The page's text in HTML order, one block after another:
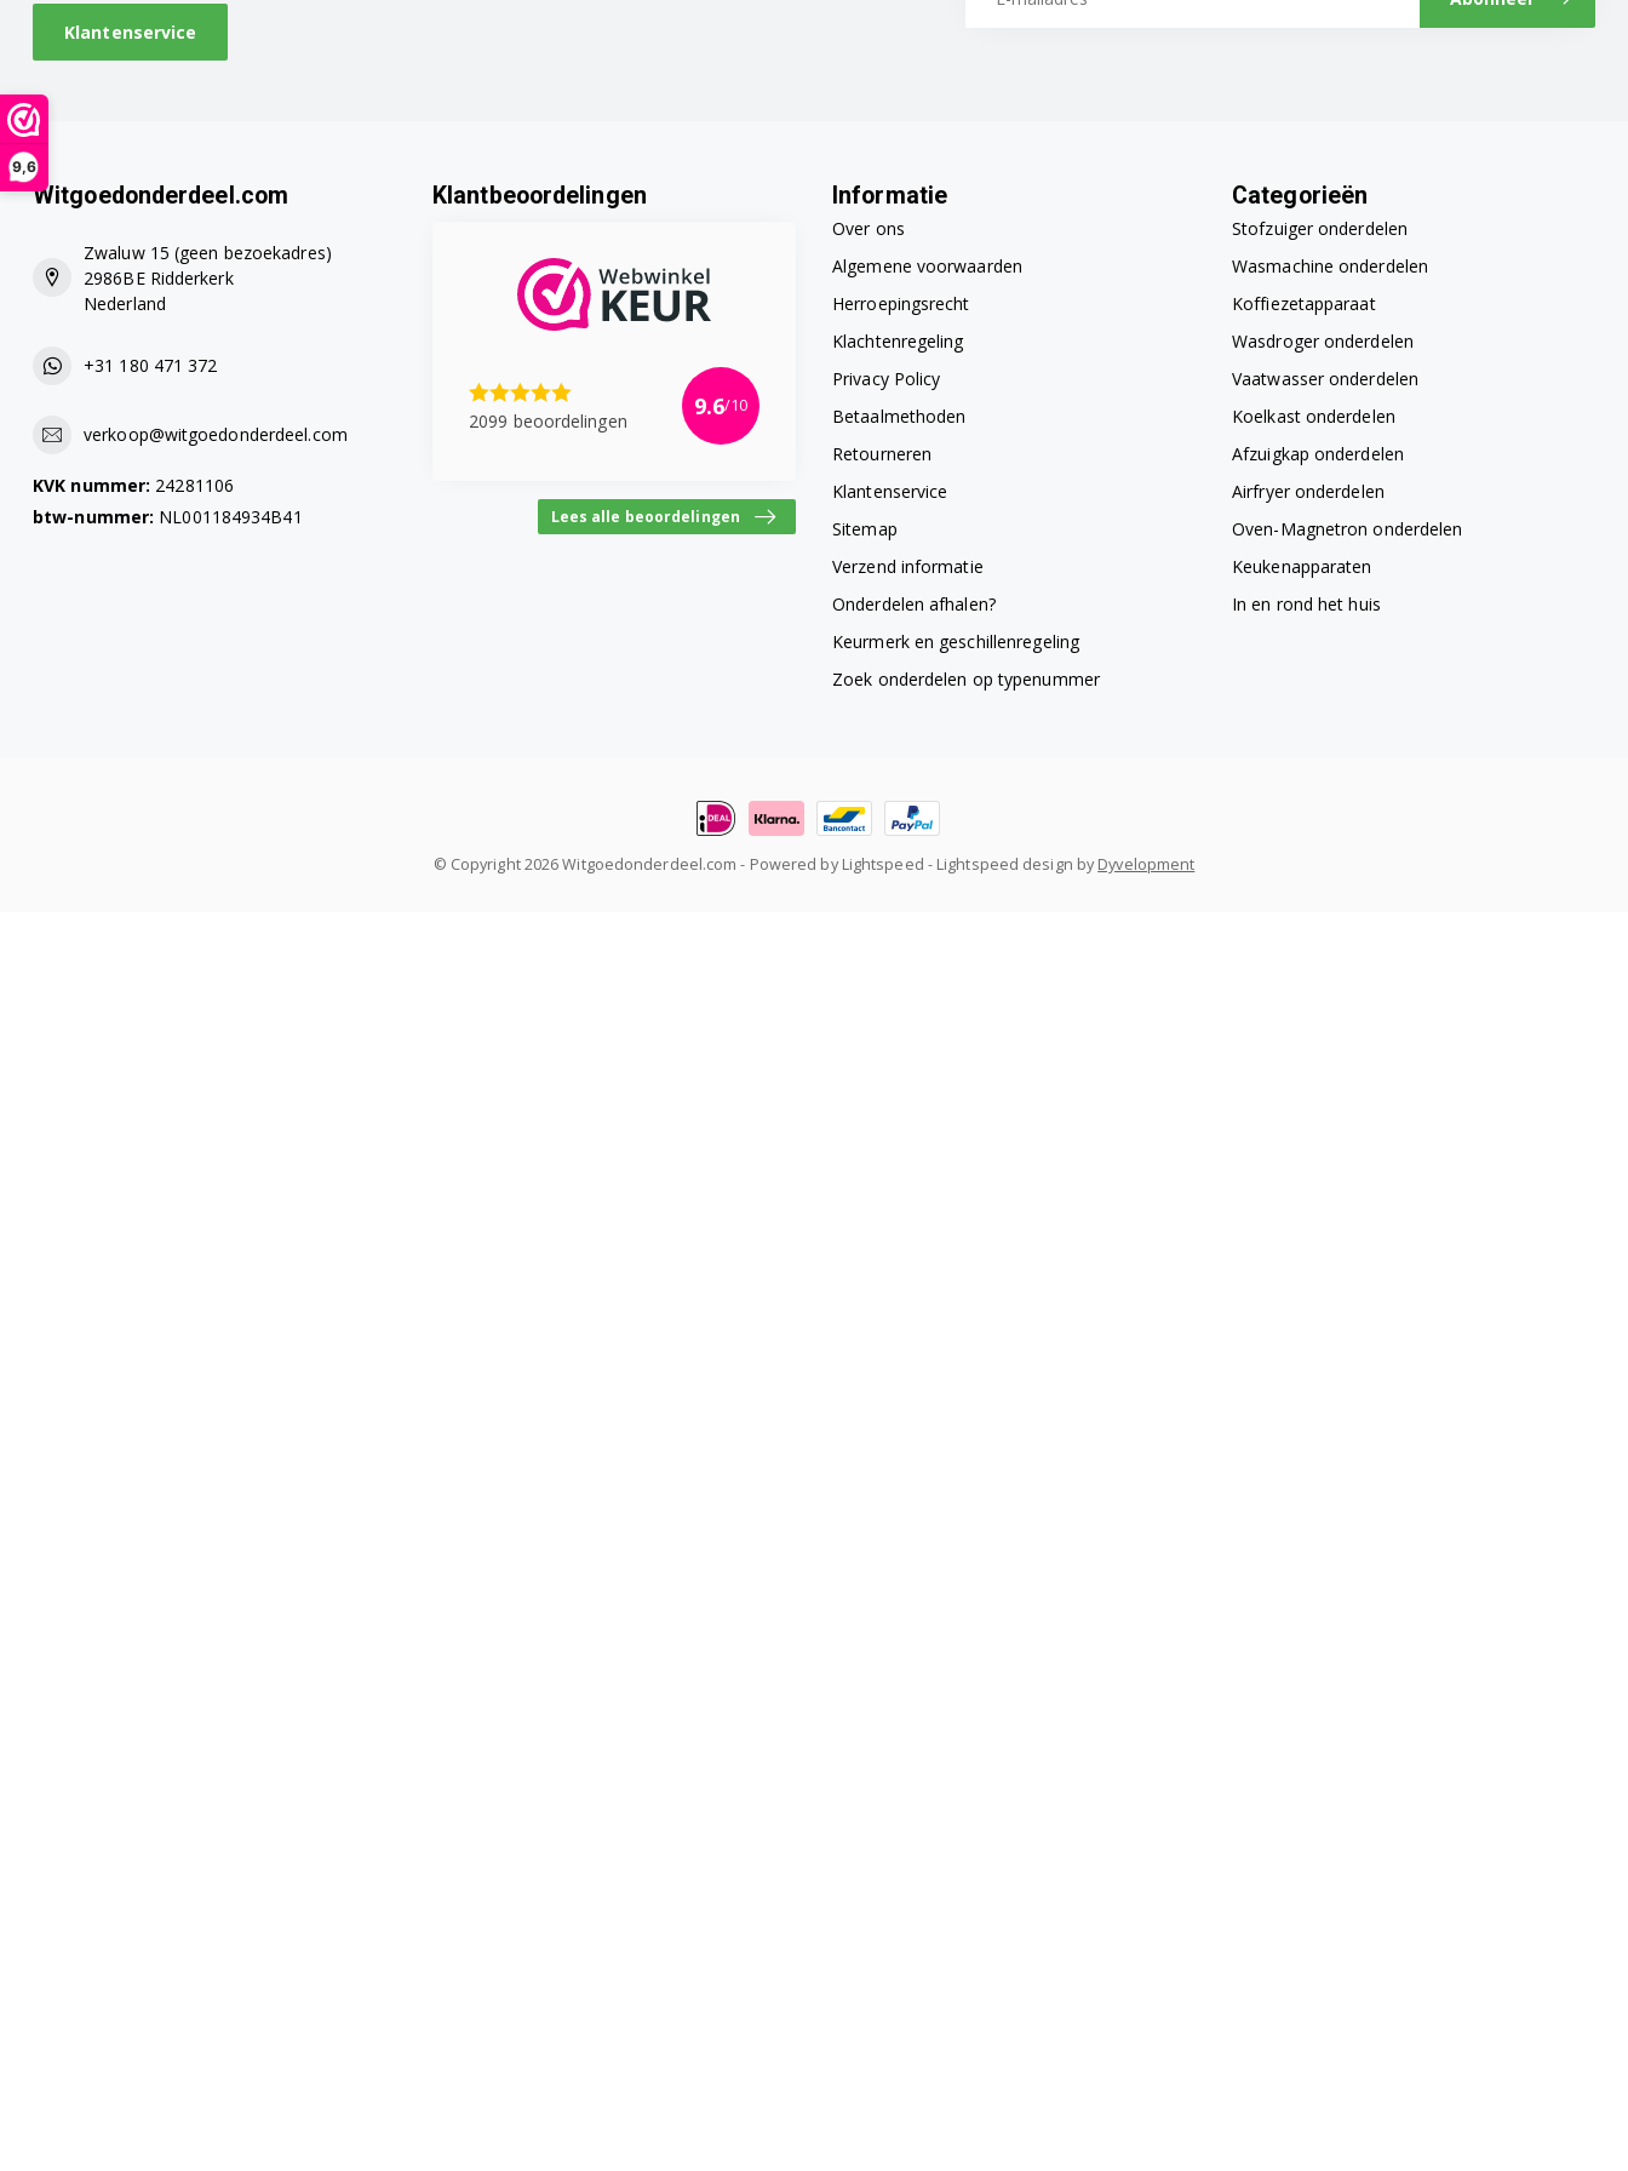
9,6
Klantenservice
Witgoedonderdeel.com
Zwaluw 15 (geen bezoekadres)
2986BE Ridderkerk
Nederland
+31 180 471 372
verkoop@witgoedonderdeel.com
KVK nummer: 24281106
btw-nummer: NL001184934B41
Klantbeoordelingen
2099 beoordelingen
9.6/10
Lees alle beoordelingen
Informatie
Over ons
Algemene voorwaarden
Herroepingsrecht
Klachtenregeling
Privacy Policy
Betaalmethoden
Retourneren
Klantenservice
Sitemap
Verzend informatie
Onderdelen afhalen?
Keurmerk en geschillenregeling
Zoek onderdelen op typenummer
Categorieën
Stofzuiger onderdelen
Wasmachine onderdelen
Koffiezetapparaat
Wasdroger onderdelen
Vaatwasser onderdelen
Koelkast onderdelen
Afzuigkap onderdelen
Airfryer onderdelen
Oven-Magnetron onderdelen
Keukenapparaten
In en rond het huis
© Copyright 2026 Witgoedonderdeel.com - Powered by Lightspeed - Lightspeed design by Dyvelopment